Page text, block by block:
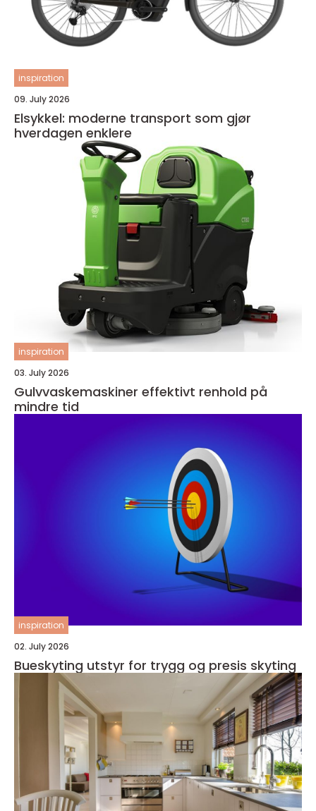
inspiration
09. July 2026
Elsykkel: moderne transport som gjør
hverdagen enklere
inspiration
03. July 2026
Gulvvaskemaskiner effektivt renhold på
mindre tid
inspiration
02. July 2026
Bueskyting utstyr for trygg og presis skyting